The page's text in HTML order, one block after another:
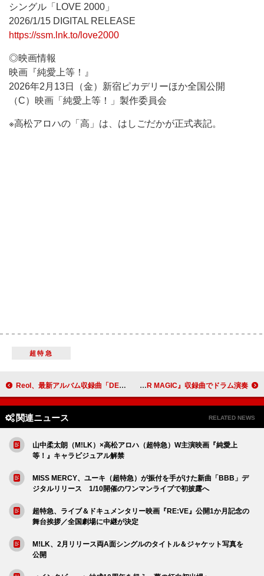
シングル「LOVE 2000」
2026/1/15 DIGITAL RELEASE
https://ssm.lnk.to/love2000
◎映画情報
映画『純愛上等！』
2026年2月13日（金）新宿ピカデリーほか全国公開
（C）映画「純愛上等！」製作委員会
※高松アロハの「高」は、はしごだかが正式表記。
超特急
Reol、最新アルバム収録曲「DEAD CENTER」でLiSAとコラボレーション 田島将吾（INI）、シングル『THE WINTER MAGIC』収録曲でドラム演奏
関連ニュース RELATED NEWS
山中柔太朗（M!LK）×高松アロハ（超特急）W主演映画『純愛上
等！』キャラビジュアル解禁
MISS MERCY、ユーキ（超特急）が振付を手がけた新曲「BBB」デ
ジタルリリース 1/10開催のワンマンライブで初披露へ
超特急、ライブ＆ドキュメンタリー映画『RE:VE』公開1か月記念の
舞台挨拶／全国劇場に中継が決定
M!LK、2月リリース両A面シングルのタイトル＆ジャケット写真を
公開